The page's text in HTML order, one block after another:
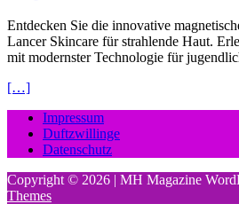
Entdecken Sie die innovative
Lancer Skincare für strahlende Haut.
mit modernster Technologie für
[…]
Impressum
Duftzwillinge
Datenschutz
Copyright © 2026 | MH Magazine
Themes